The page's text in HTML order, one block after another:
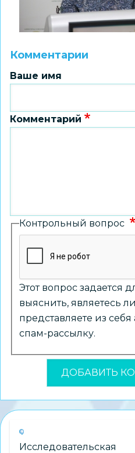
Комментарии
Ваше имя
Комментарий
Контрольный вопрос
Этот вопрос задается
выяснить, являетесь
представляете из
спам-рассылку.
Исследовательская